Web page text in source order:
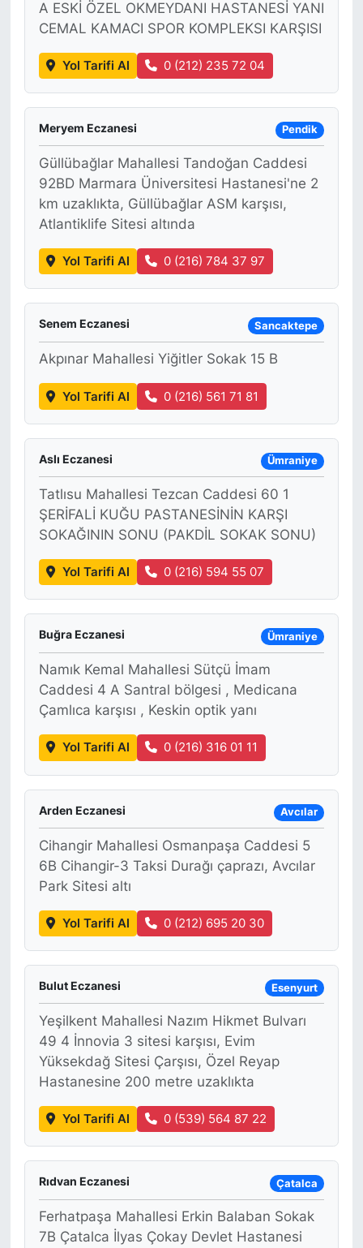
A ESKİ ÖZEL OKMEYDANI HASTANESİ YANI
CEMAL KAMACI SPOR KOMPLEKSI KARŞISI
Yol Tarifi Al 0 (212) 235 72 04
Meryem Eczanesi Pendik
Güllübağlar Mahallesi Tandoğan Caddesi
92BD Marmara Üniversitesi Hastanesi'ne 2
km uzaklıkta, Güllübağlar ASM karşısı,
Atlantiklife Sitesi altında
Yol Tarifi Al 0 (216) 784 37 97
Senem Eczanesi Sancaktepe
Akpınar Mahallesi Yiğitler Sokak 15 B
Yol Tarifi Al 0 (216) 561 71 81
Aslı Eczanesi Ümraniye
Tatlısu Mahallesi Tezcan Caddesi 60 1
ŞERİFALİ KUĞU PASTANESİNİN KARŞI
SOKAĞININ SONU (PAKDİL SOKAK SONU)
Yol Tarifi Al 0 (216) 594 55 07
Buğra Eczanesi Ümraniye
Namık Kemal Mahallesi Sütçü İmam
Caddesi 4 A Santral bölgesi , Medicana
Çamlıca karşısı , Keskin optik yanı
Yol Tarifi Al 0 (216) 316 01 11
Arden Eczanesi Avcılar
Cihangir Mahallesi Osmanpaşa Caddesi 5
6B Cihangir-3 Taksi Durağı çaprazı, Avcılar
Park Sitesi altı
Yol Tarifi Al 0 (212) 695 20 30
Bulut Eczanesi Esenyurt
Yeşilkent Mahallesi Nazım Hikmet Bulvarı
49 4 İnnovia 3 sitesi karşısı, Evim
Yüksekdağ Sitesi Çarşısı, Özel Reyap
Hastanesine 200 metre uzaklıkta
Yol Tarifi Al 0 (539) 564 87 22
Rıdvan Eczanesi Çatalca
Ferhatpaşa Mahallesi Erkin Balaban Sokak
7B Çatalca İlyas Çokay Devlet Hastanesi